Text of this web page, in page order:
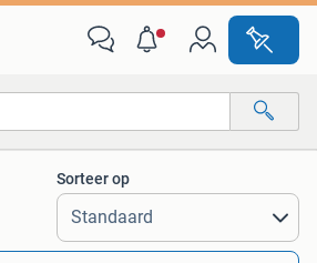
Alle afstanden…
Sorteer op